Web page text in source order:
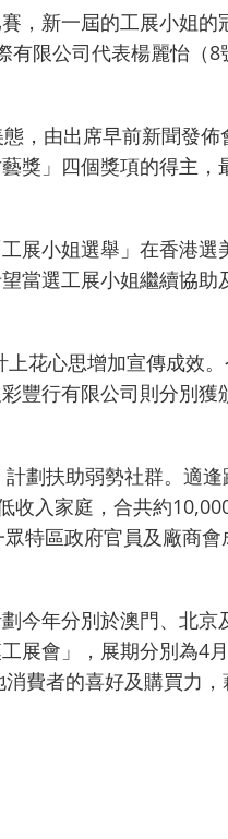
，新一屆的工展小姐
限公司代表楊麗怡（
，由出席早前新聞發
獎」四個獎項的得主
展小姐選舉」在香港
當選工展小姐繼續協
花心思增加宣傳成效
豐行有限公司則分別
劃扶助弱勢社群。適
入家庭，合共約
特區政府官員及廠商
年分別於澳門、北京
展會」，展期分別為4
費者的喜好及購買力，